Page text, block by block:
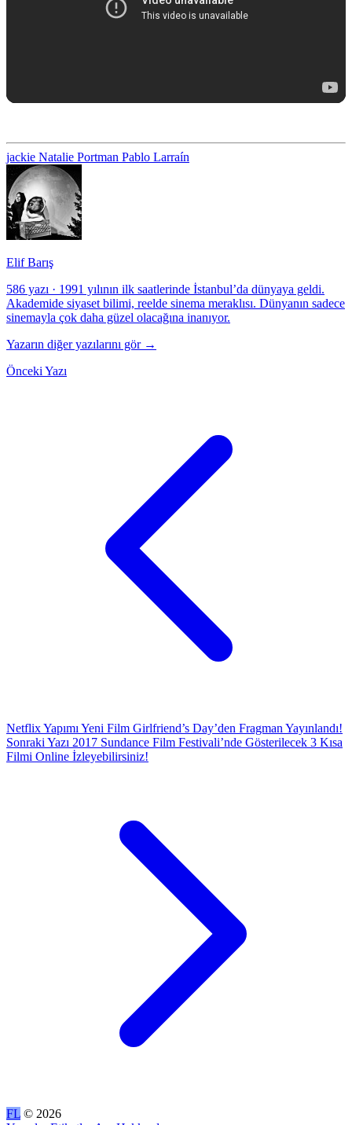
jackie Natalie Portman Pablo Larraín
Elif Barış
586 yazı · 1991 yılının ilk saatlerinde İstanbul’da dünyaya geldi.
Akademide siyaset bilimi, reelde sinema meraklısı. Dünyanın sadece
sinemayla çok daha güzel olacağına inanıyor.
Yazarın diğer yazılarını gör →
Önceki Yazı
Netflix Yapımı Yeni Film Girlfriend’s Day’den Fragman Yayınlandı!
Sonraki Yazı 2017 Sundance Film Festivali’nde Gösterilecek 3 Kısa
Filmi Online İzleyebilirsiniz!
FL © 2026